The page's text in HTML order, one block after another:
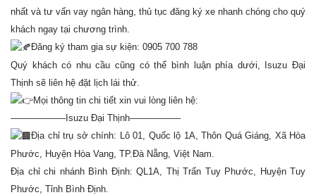
nhất và tư vấn vay ngân hàng, thủ tục đăng ký xe nhanh chóng cho quý
khách ngay tại chương trình.
Đăng ký tham gia sự kiện: 0905 700 788
Quý khách có nhu cầu cũng có thể bình luận phía dưới, Isuzu Đại
Thịnh sẽ liên hệ đặt lịch lái thử.
Mọi thông tin chi tiết xin vui lòng liên hệ:
——————Isuzu Đại Thịnh—————–
Địa chỉ trụ sở chính: Lô 01, Quốc lộ 1A, Thôn Quá Giáng, Xã Hòa
Phước, Huyện Hòa Vang, TP.Đà Nẵng, Việt Nam.
Địa chỉ chi nhánh Bình Định: QL1A, Thị Trấn Tuy Phước, Huyện Tuy
Phước, Tỉnh Bình Định.